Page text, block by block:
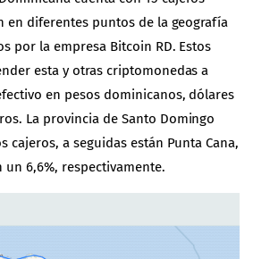
en diferentes puntos de la geografía
por la empresa Bitcoin RD. Estos
esta y otras criptomonedas a
en pesos dominicanos, dólares
La provincia de Santo Domingo
cajeros, a seguidas están Punta Cana,
un 6,6%, respectivamente.